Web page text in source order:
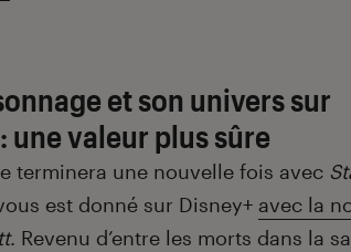
et son univers sur
une valeur plus sûre
terminera une nouvelle fois avec
est donné sur Disney+ avec la
. Revenu d’entre les morts dans la